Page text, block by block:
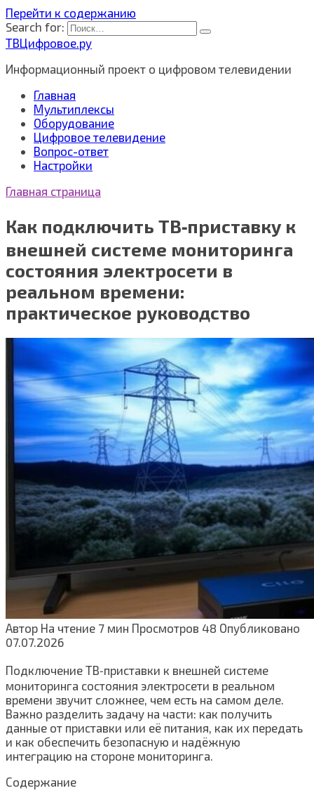
Перейти к содержанию
Search for:
ТВЦифровое.ру
Информационный проект о цифровом телевидении
Главная
Мультиплексы
Оборудование
Цифровое телевидение
Вопрос-ответ
Настройки
Главная страница
Как подключить ТВ‑приставку к
внешней системе мониторинга
состояния электросети в
реальном времени:
практическое руководство
Автор На чтение 7 мин Просмотров 48 Опубликовано
07.07.2026
Подключение ТВ‑приставки к внешней системе
мониторинга состояния электросети в реальном
времени звучит сложнее, чем есть на самом деле.
Важно разделить задачу на части: как получить
данные от приставки или её питания, как их передать
и как обеспечить безопасную и надёжную
интеграцию на стороне мониторинга.
Содержание